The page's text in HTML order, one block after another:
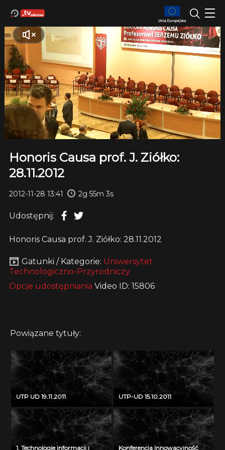
Honoris Causa prof. J. Ziółko:
28.11.2012
2012-11-28 13:41 2g 55m 3s
Udostępnij:
Honoris Causa prof. J. Ziółko: 28.11.2012
Gatunki / Kategorie: Uniwersytet
Technologiczno-Przyrodniczy
Opcje udostępniania Video ID: 15806
Powiązane tytuły:
UTP UD 19.11.2011 UTP-UD 15.10.2011
1. Technologie informacji i Konferencja Innowacyjność